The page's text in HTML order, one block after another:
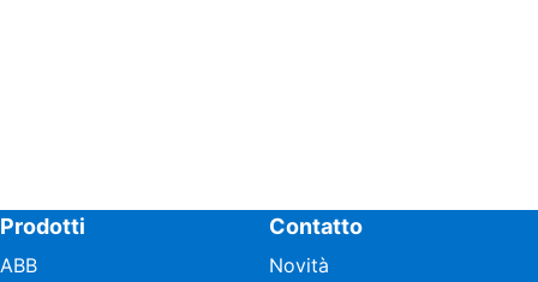
Prodotti
ABB
Contatto
Novità